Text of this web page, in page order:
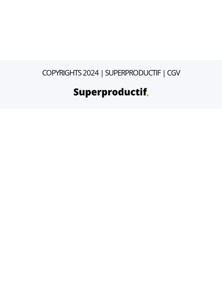
COPYRIGHTS 2024 | SUPERPRODUCTIF | CGV